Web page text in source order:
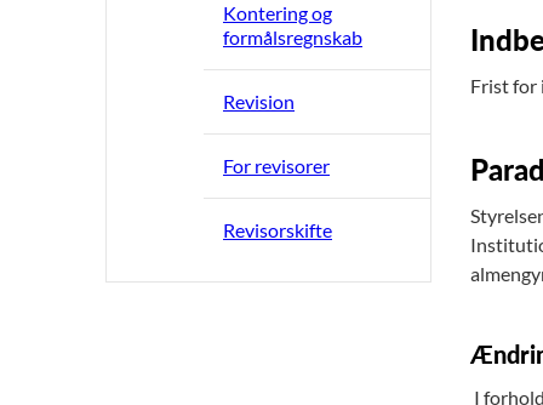
Kontering og
formålsregnskab
Revision
For revisorer
Revisorskifte
Frist for
I